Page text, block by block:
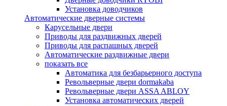
Установка доводчиков
Автоматические дверные системы
Карусельные двери
Приводы для раздвижных дверей
Приводы для распашных дверей
Автоматические раздвижные двери
показать все
Автоматика для безбарьерного доступа
Револьверные двери dormakaba
Револьверные двери ASSA ABLOY
Установка автоматических дверей